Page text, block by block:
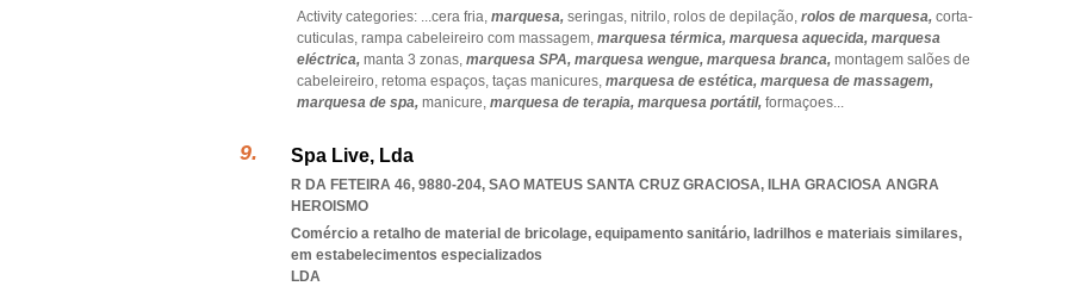
Activity categories: ...cera fria, marquesa, seringas, nitrilo, rolos de depilação, rolos de marquesa, corta-
cuticulas, rampa cabeleireiro com massagem, marquesa térmica, marquesa aquecida, marquesa
eléctrica, manta 3 zonas, marquesa SPA, marquesa wengue, marquesa branca, montagem salões de
cabeleireiro, retoma espaços, taças manicures, marquesa de estética, marquesa de massagem,
marquesa de spa, manicure, marquesa de terapia, marquesa portátil, formaçoes...
Spa Live, Lda
R DA FETEIRA 46, 9880-204, SAO MATEUS SANTA CRUZ GRACIOSA, ILHA GRACIOSA ANGRA
HEROISMO
Comércio a retalho de material de bricolage, equipamento sanitário, ladrilhos e materiais similares,
em estabelecimentos especializados
LDA